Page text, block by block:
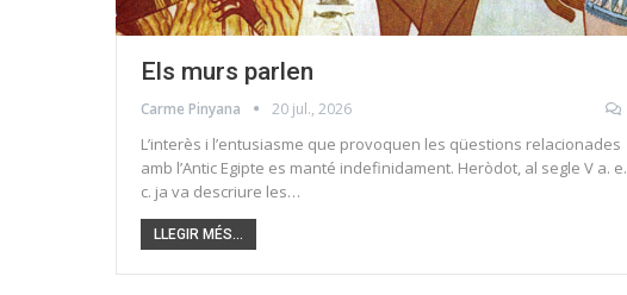
Els murs parlen
Carme Pinyana 20 jul., 2026
L’interès i l’entusiasme que provoquen les qüestions relacionades
amb l’Antic Egipte es manté indefinidament. Heròdot, al segle V a. e.
c. ja va descriure les…
LLEGIR MÉS...